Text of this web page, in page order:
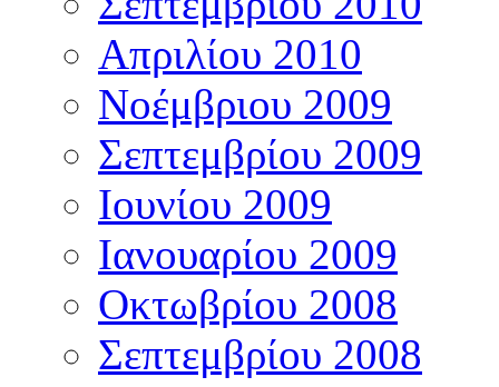
Απριλίου 2010
Νοέμβριου 2009
Σεπτεμβρίου 2009
Ιουνίου 2009
Ιανουαρίου 2009
Οκτωβρίου 2008
Σεπτεμβρίου 2008